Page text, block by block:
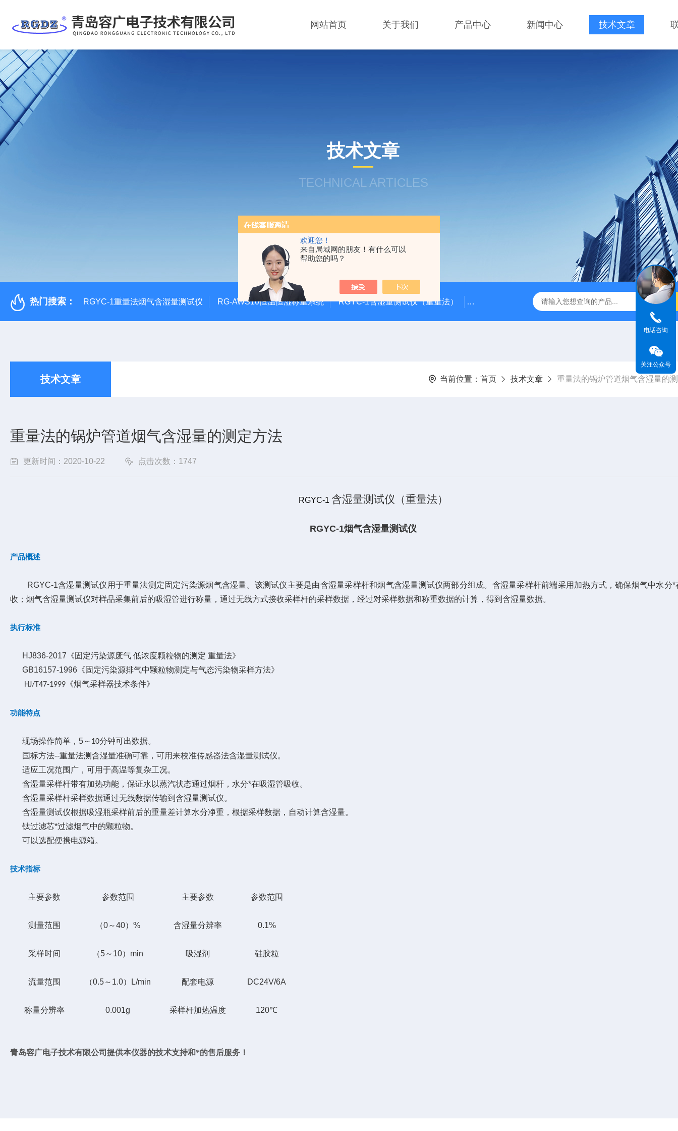
欢迎您！
来自局域网的朋友！有什么可以
帮助您的吗？
网站首页 关于我们 产品中心 新闻中心 技术文章
技术文章
TECHNICAL ARTICLES
热门搜索： RGYC-1重量法烟气含湿量测试仪 RG-AWS10恒温恒湿称重系统 RGYC-1含湿量测试仪（重量法） RG-AWS12低浓度采样头称重系统 RGK-300容广便
技术文章 当前位置： 首页 技术文章 重量法的锅炉管道烟气含湿量的
重量法的锅炉管道烟气含湿量的测定方法
更新时间：2020-10-22 点击次数：1747
RGYC-1 含湿量测试仪（重量法）
RGYC-1烟气含湿量测试仪
产品概述
RGYC-1含湿量测试仪用于重量法测定固定污染源烟气含湿量。该测试仪主要是由含湿量采样杆和烟气含湿量测试仪两部分组成。含湿量采样杆前端采用加热方式，确保烟气中水分*
收；烟气含湿量测试仪对样品采集前后的吸湿管进行称量，通过无线方式接收采样杆的采样数据，经过对采样数据和称重数据的计算，得到含湿量数据。
执行标准
HJ836-2017《固定污染源废气 低浓度颗粒物的测定 重量法》
GB16157-1996《固定污染源排气中颗粒物测定与气态污染物采样方法》
HJ/T47-1999 《烟气采样器技术条件》
功能特点
现场操作简单，5～ 10分钟可出数据。
国标方法--重量法测含湿量准确可靠，可用来校准传感器法含湿量测试仪。
适应工况范围广，可用于高温等复杂工况。
含湿量采样杆带有加热功能，保证水以蒸汽状态通过烟杆 ，水分*在吸湿管吸收。
含湿量采样杆采样数据通过无线数据传输到含湿量测试仪。
含湿量测试仪根据吸湿瓶采样前后的重量差计算水分净重，根据采样数据，自动计算含湿量。
钛过滤芯*过滤烟气中的颗粒物。
可以选配便携电源箱。
技术指标
主要参数 参数范围 主要参数 参数范围
测量范围 （0～40）% 含湿量分辨率 0.1%
采样时间 （5～10）min 吸湿剂 硅胶粒
流量范围 （0.5～1.0）L/min 配套电源 DC24V/6A
称量分辨率 0.001g 采样杆加热温度 120℃
青岛容广电子技术有限公司提供本仪器的技术支持和*的售后服务！
电话咨询
关注公众号